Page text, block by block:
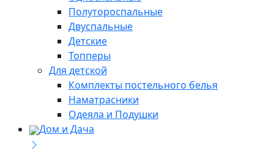
Полутороспальные
Двуспальные
Детские
Топперы
Для детской
Комплекты постельного белья
Наматрасники
Одеяла и Подушки
Дом и Дача